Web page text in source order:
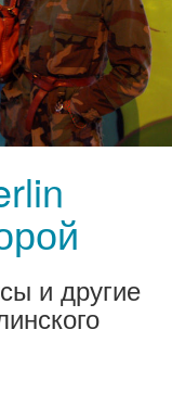
и другие